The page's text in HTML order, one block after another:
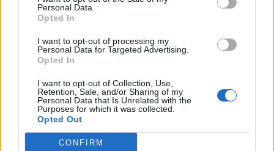
Personal Data.
Opted In
I want to opt-out of processing my
Personal Data for Targeted Advertising.
Opted In
I want to opt-out of Collection, Use,
Retention, Sale, and/or Sharing of my
Personal Data that Is Unrelated with the
Purposes for which it was collected.
Opted Out
CONFIRM
Γυαλιού πραγματοποίησαν
ΓΣΕΒΕΕ και ΠΟΕΒΥ
Η νέα ευρωπαϊκή έκθεση για την
ψηφιακή υγεία ανοίγει τις πύλες
της στο Βερολίνο από τις 26 έως
29/07/26